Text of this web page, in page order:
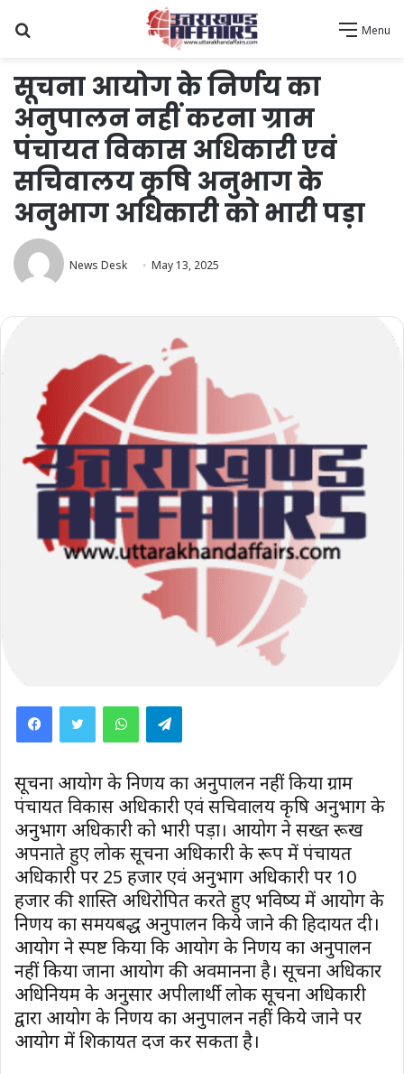
Menu
सूचना आयोग के निर्णय का
अनुपालन नहीं करना ग्राम
पंचायत विकास अधिकारी एवं
सचिवालय कृषि अनुभाग के
अनुभाग अधिकारी को भारी पड़ा
News Desk May 13, 2025
WhatsAppTelegram
सूचना आयोग के निर्णय का अनुपालन नहीं किया ग्राम
पंचायत विकास अधिकारी एवं सचिवालय कृषि अनुभाग के
अनुभाग अधिकारी को भारी पड़ा। आयोग ने सख्त रूख
अपनाते हुए लोक सूचना अधिकारी के रूप में पंचायत
अधिकारी पर 25 हजार एवं अनुभाग अधिकारी पर 10
हजार की शास्ति अधिरोपित करते हुए भविष्य में आयोग के
निर्णय का समयबद्ध अनुपालन किये जाने की हिदायत दी।
आयोग ने स्पष्ट किया कि आयोग के निर्णय का अनुपालन
नहीं किया जाना आयोग की अवमानना है। सूचना अधिकार
अधिनियम के अनुसार अपीलार्थी लोक सूचना अधिकारी
द्वारा आयोग के निर्णय का अनुपालन नहीं किये जाने पर
आयोग में शिकायत दर्ज कर सकता है।